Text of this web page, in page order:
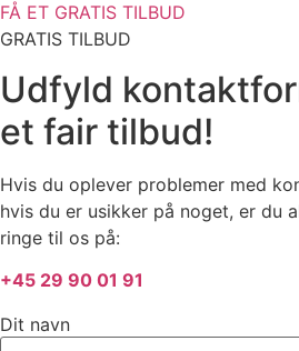
FÅ ET GRATIS TILBUD
GRATIS TILBUD
Udfyld
et fair tilbud!
Hvis du oplever problemer med
hvis du er usikker på noget, er du
ringe til os på:
+45 29 90 01 91
Dit navn